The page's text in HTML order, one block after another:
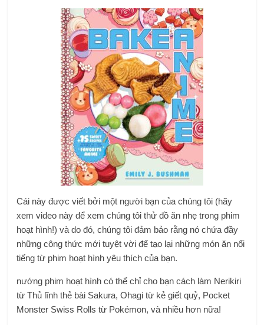
Cái này được viết bởi một người bạn của chúng tôi (hãy
xem video này để xem chúng tôi thử đồ ăn nhẹ trong phim
hoạt hình!) và do đó, chúng tôi đảm bảo rằng nó chứa đầy
những công thức mới tuyệt vời để tạo lại những món ăn nổi
tiếng từ phim hoạt hình yêu thích của bạn.
nướng phim hoạt hình có thể chỉ cho bạn cách làm Nerikiri
từThủ lĩnh thẻ bài Sakura,Ohagi từ kẻ giết quỷ, Pocket
Monster Swiss Rolls từ Pokémon, và nhiều hơn nữa!